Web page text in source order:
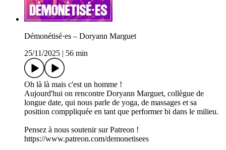
Démonétisé·es – Doryann Marguet
25/11/2025
56 min
Oh là là mais c'est un homme !
Aujourd'hui on rencontre Doryann Marguet, collègue de
longue date, qui nous parle de yoga, de massages et sa
position comppliquée en tant que performer bi dans le milieu.
Pensez à nous soutenir sur Patreon !
https://www.patreon.com/demonetisees